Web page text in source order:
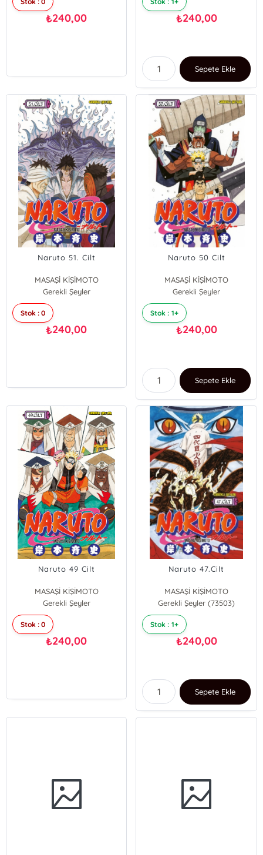
₺240,00 ₺240,00
Sepete Ekle
Naruto 51. Cilt
MASAŞİ KİŞİMOTO
Gerekli Şeyler
Stok : 0
₺240,00
Naruto 50 Cilt
MASAŞİ KİŞİMOTO
Gerekli Şeyler
Stok : 1+
₺240,00
Sepete Ekle
Naruto 49 Cilt
MASAŞİ KİŞİMOTO
Gerekli Şeyler
Stok : 0
₺240,00
Naruto 47.Cilt
MASAŞİ KİŞİMOTO
Gerekli Şeyler (73503)
Stok : 1+
₺240,00
Sepete Ekle